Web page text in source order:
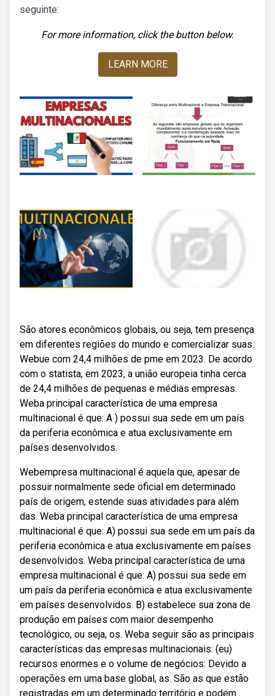
seguinte:
For more information, click the button below.
LEARN MORE
São atores econômicos globais, ou seja, tem presença
em diferentes regiões do mundo e comercializar suas.
Webue com 24,4 milhões de pme em 2023. De acordo
com o statista, em 2023, a união europeia tinha cerca
de 24,4 milhões de pequenas e médias empresas.
Weba principal característica de uma empresa
multinacional é que: A ) possui sua sede em um país
da periferia econômica e atua exclusivamente em
países desenvolvidos.
Webempresa multinacional é aquela que, apesar de
possuir normalmente sede oficial em determinado
país de origem, estende suas atividades para além
das. Weba principal característica de uma empresa
multinacional é que: A) possui sua sede em um país da
periferia econômica e atua exclusivamente em países
desenvolvidos. Weba principal característica de uma
empresa multinacional é que: A) possui sua sede em
um país da periferia econômica e atua exclusivamente
em países desenvolvidos. B) estabelece sua zona de
produção em países com maior desempenho
tecnológico, ou seja, os. Weba seguir são as principais
características das empresas multinacionais: (eu)
recursos enormes e o volume de negócios: Devido a
operações em uma base global, as. São as que estão
registradas em um determinado território e podem